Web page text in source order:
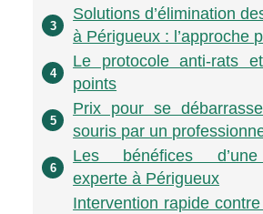
3
Solutions d’élimination
à Périgueux : l’approche
4
Le protocole anti-rats
points
5
Prix pour se
souris par un
6
Les bénéfices d’une
experte à Périgueux
Intervention rapide